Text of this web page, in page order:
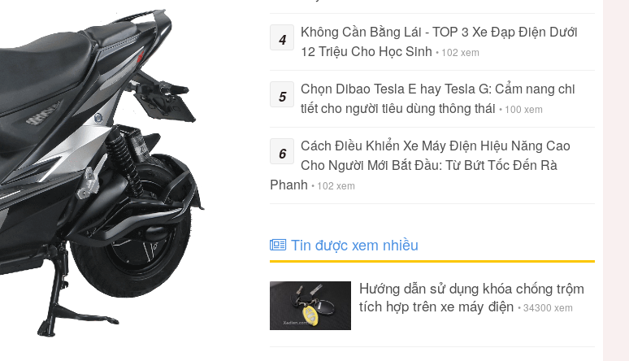
4
Không Cần Bằng Lái - TOP 3 Xe Đạp Điện Dưới
12 Triệu Cho Học Sinh • 102 xem
5
Chọn Dibao Tesla E hay Tesla G: Cẩm nang chi
tiết cho người tiêu dùng thông thái • 100 xem
6
Cách Điều Khiển Xe Máy Điện Hiệu Năng Cao
Cho Người Mới Bắt Đầu: Từ Bứt Tốc Đến Rà
Phanh • 102 xem
Tin được xem nhiều
Hướng dẫn sử dụng khóa chống trộm
tích hợp trên xe máy điện • 34300 xem